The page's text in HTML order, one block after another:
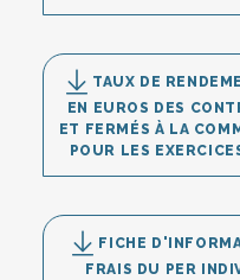
TAUX DE
EN EUROS DES
ET FERMÉS À LA
POUR LES
FICHE
FRAIS DU PER